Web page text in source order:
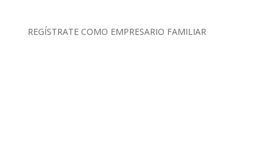
REGÍSTRATE COMO EMPRESARIO FAMILIAR